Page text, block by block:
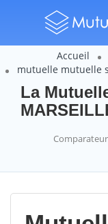
Accueil
mutuelle mutuelle
La